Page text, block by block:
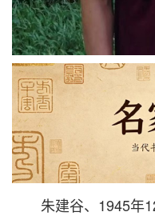
朱建谷、1945年